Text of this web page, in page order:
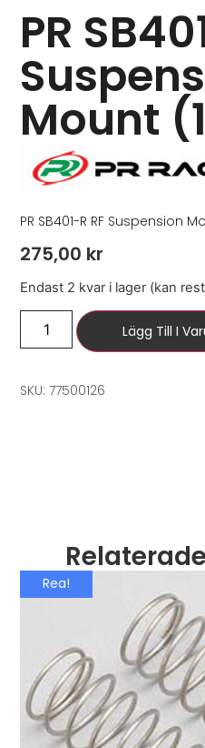
PR
Mount
PR SB401-R RF Suspension
275,00 kr
Endast 2 kvar i lager (kan
Lägg Till I
SKU: 77500126
Rea!